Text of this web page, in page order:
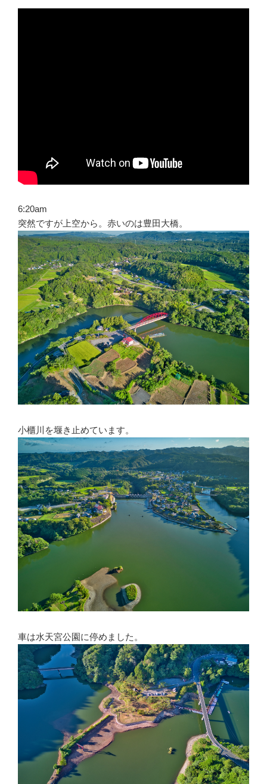
6:20am
突然ですが上空から。赤いのは豊田大橋。
小櫃川を堰き止めています。
車は水天宮公園に停めました。